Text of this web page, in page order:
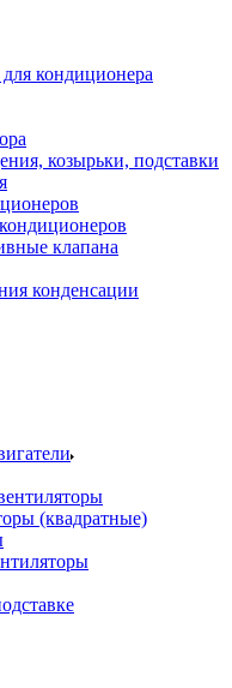
кондиционера
козырьки, подставки
клапана
конденсации
(квадратные)